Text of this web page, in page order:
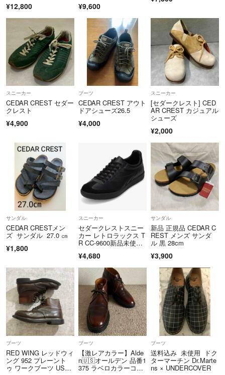
¥12,800 ¥9,600
スニーカー
CEDAR CREST セダー
クレスト
¥4,900
ブーツ
CEDAR CREST アウト
ドアシューズ26.5
¥4,000
スニーカー
[セダークレスト] CED
AR CREST カジュアル
シューズ
¥2,000
サンダル
CEDAR CRESTメン
ズ サンダル 27.0 ㎝
¥1,800
スニーカー
セダークレストスニー
カー レトロラックス T
R CC-9600新品未使用
¥4,680
サンダル
新品 正規品 CEDAR C
REST メンズ サンダ
ル 黒 28cm
¥3,900
ブーツ
RED WING レッドウィ
ング 952 プレーント
ゥ ワークブーツ USA
ブーツ
【激レアカラー】Alde
n🇺🇸オールデン 品番1
375 ラベロカラーコー
ブーツ
送料込み 未使用 ドク
ターマーチン Dr.Marte
ns × UNDERCOVER